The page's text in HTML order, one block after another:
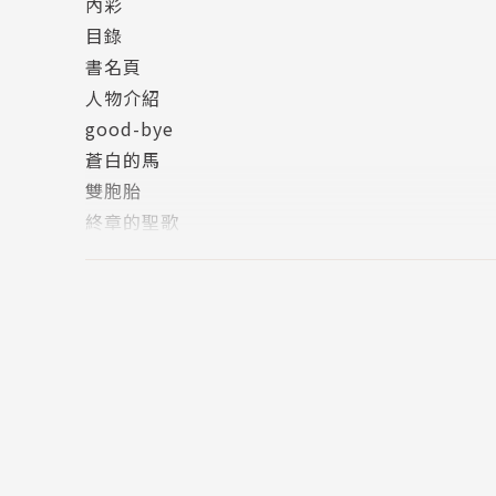
目錄
書名頁
人物介紹
good-bye
蒼白的馬
雙胞胎
終章的聖歌